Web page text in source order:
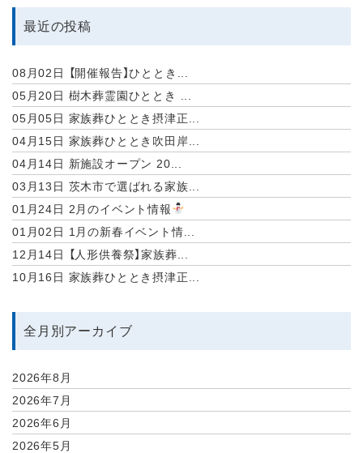
最近の投稿
08月02日
【開催報告】ひととき...
05月20日 樹木葬霊園ひととき ...
05月05日 家族葬ひととき摂津正...
04月15日 家族葬ひととき吹田岸...
04月14日 新施設オープン 20...
03月13日 茨木市で選ばれる家族...
01月24日 2月のイベント情報
01月02日 1月の新春イベント情...
12月14日
【人形供養祭】家族葬...
10月16日 家族葬ひととき摂津正...
全月別アーカイブ
2026年8月
2026年7月
2026年6月
2026年5月